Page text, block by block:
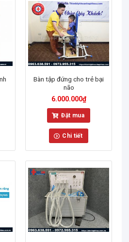
Bàn tập đứng cho trẻ bại
não
6.000.000₫
Đặt mua
Chi tiết